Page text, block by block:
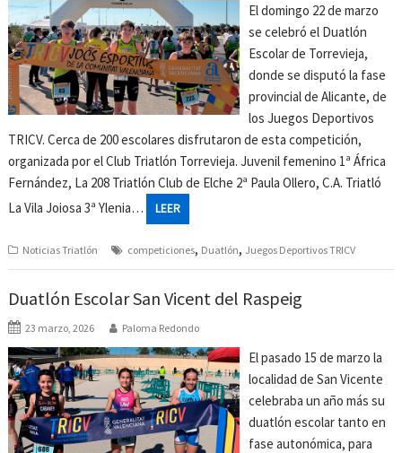
El domingo 22 de marzo
se celebró el Duatlón
Escolar de Torrevieja,
donde se disputó la fase
provincial de Alicante, de
los Juegos Deportivos
TRICV. Cerca de 200 escolares disfrutaron de esta competición,
organizada por el Club Triatlón Torrevieja. Juvenil femenino 1ª África
Fernández, La 208 Triatlón Club de Elche 2ª Paula Ollero, C.A. Triatló
La Vila Joiosa 3ª Ylenia…
LEER
Noticias Triatlón competiciones, Duatlón, Juegos Deportivos TRICV
Duatlón Escolar San Vicent del Raspeig
23 marzo, 2026 Paloma Redondo
El pasado 15 de marzo la
localidad de San Vicente
celebraba un año más su
duatlón escolar tanto en
fase autonómica, para